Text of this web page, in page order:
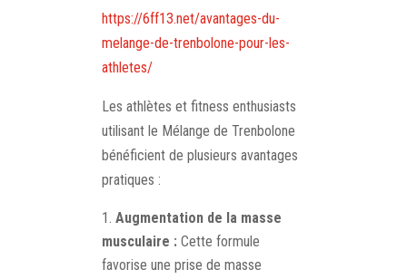
https://6ff13.net/avantages-du-
melange-de-trenbolone-pour-les-
athletes/
Les athlètes et fitness enthusiasts
utilisant le Mélange de Trenbolone
bénéficient de plusieurs avantages
pratiques :
Augmentation de la masse
musculaire : Cette formule
favorise une prise de masse